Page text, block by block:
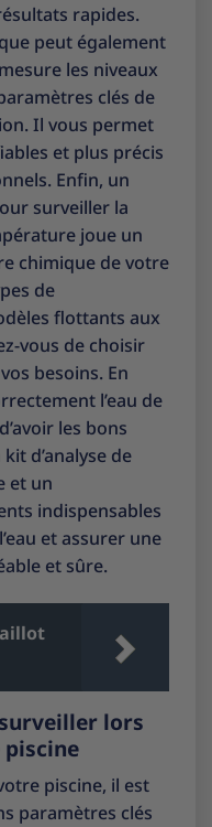
rapides.
peut également
les niveaux
clés de
Il vous permet
et plus précis
Enfin, un
surveiller la
joue un
chimique de votre
de
flottants aux
vous de choisir
besoins. En
l’eau de
les bons
d’analyse de
et un
indispensables
et assurer une
et sûre.
lors
piscine
piscine, il est
paramètres clés